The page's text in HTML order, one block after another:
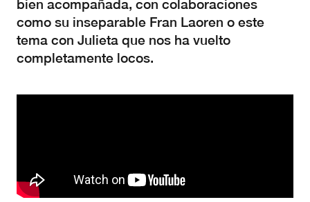
bien acompañada, con colaboraciones
como su inseparable Fran Laoren o este
tema con Julieta que nos ha vuelto
completamente locos.